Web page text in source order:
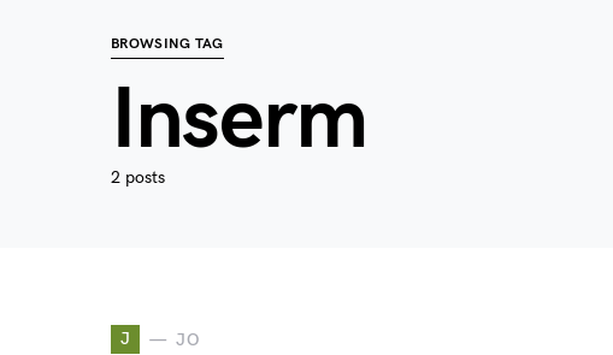
BROWSING TAG
Inserm
2 posts
J JO